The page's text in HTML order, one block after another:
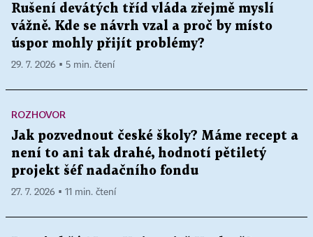
Rušení devátých tříd vláda zřejmě myslí
vážně. Kde se návrh vzal a proč by místo
úspor mohly přijít problémy?
29. 7. 2026 ▪ 5 min. čtení
ROZHOVOR
Jak pozvednout české školy? Máme recept a
není to ani tak drahé, hodnotí pětiletý
projekt šéf nadačního fondu
27. 7. 2026 ▪ 11 min. čtení